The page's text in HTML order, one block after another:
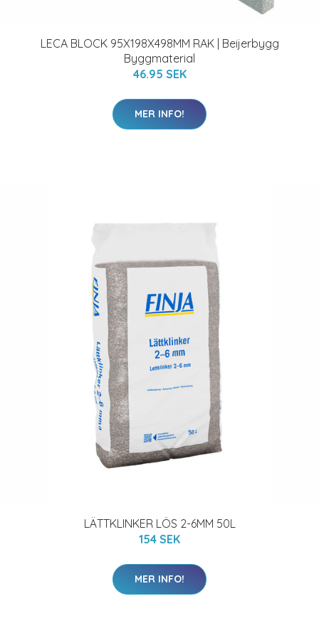
LECA BLOCK 95X198X498MM RAK | Beijerbygg
Byggmaterial
46.95 SEK
MER INFO!
LÄTTKLINKER LÖS 2-6MM 50L
154 SEK
MER INFO!